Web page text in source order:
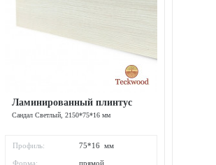
Ламинированный плинтус
Сандал Светлый, 2150*75*16 мм
Профиль: 75*16 мм
Форма: прямой